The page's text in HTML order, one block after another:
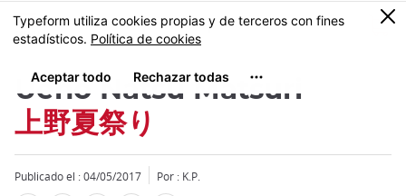
Tamaño
MENU
0
Ueno Natsu Matsuri
上野夏祭り
Publicado el : 04/05/2017 Por : K.P.
Close